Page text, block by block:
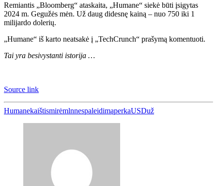
Remiantis „Bloomberg“ ataskaita, „Humane“ siekė būti įsigytas
2024 m. Gegužės mėn. Už daug didesnę kainą – nuo 750 iki 1
milijardo dolerių.
„Humane“ iš karto neatsakė į „TechCrunch“ prašymą komentuoti.
Tai yra besivystanti istorija …
Source link
HumanekaištismirėmlnnespaleidimąperkaUSDuž